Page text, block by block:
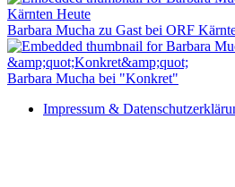
Barbara Mucha zu Gast bei ORF
Barbara Mucha bei "Konkret"
Impressum &